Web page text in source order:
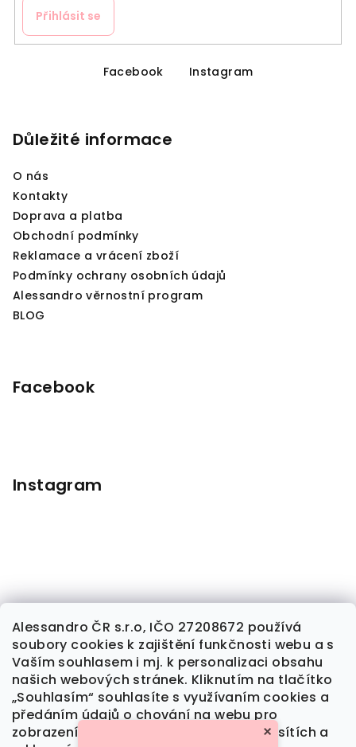
Alessandro ČR s.r.o, IČO 27208672 používá
soubory cookies k zajištění funkčnosti webu a s
Vaším souhlasem i mj. k personalizaci obsahu
našich webových stránek. Kliknutím na tlačítko
„Souhlasím“ souhlasíte s využívaním cookies a
předáním údajů o chování na webu pro
zobrazení cílené reklamy na sociálních sítích a
Přihlásit se
Facebook Instagram
Důležité informace
O nás
Kontakty
Doprava a platba
Obchodní podmínky
Reklamace a vrácení zboží
Podmínky ochrany osobních údajů
Alessandro věrnostní program
BLOG
Facebook
Instagram
Sledovat na Instagramu
Kontakt ×